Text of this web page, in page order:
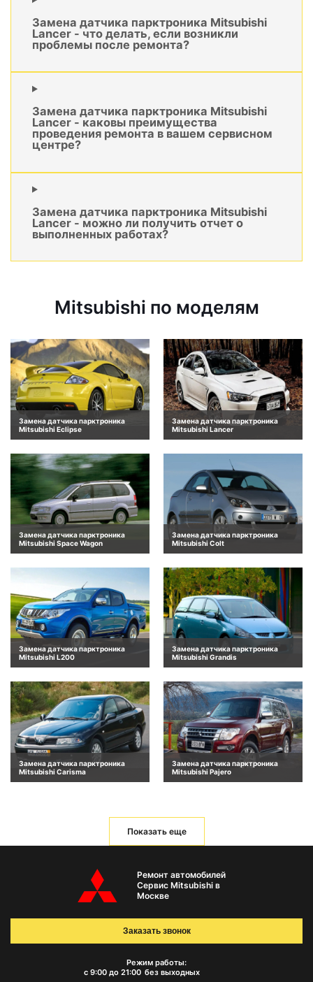
Замена датчика парктроника Mitsubishi
Lancer - что делать, если возникли
проблемы после ремонта?
Замена датчика парктроника Mitsubishi
Lancer - каковы преимущества
проведения ремонта в вашем сервисном
центре?
Замена датчика парктроника Mitsubishi
Lancer - можно ли получить отчет о
выполненных работах?
Mitsubishi по моделям
Замена датчика парктроника
Mitsubishi Eclipse
Замена датчика парктроника
Mitsubishi Lancer
Замена датчика парктроника
Mitsubishi Space Wagon
Замена датчика парктроника
Mitsubishi Colt
Замена датчика парктроника
Mitsubishi L200
Замена датчика парктроника
Mitsubishi Grandis
Замена датчика парктроника
Mitsubishi Carisma
Замена датчика парктроника
Mitsubishi Pajero
Показать еще
Ремонт автомобилей
Сервис Mitsubishi в
Москве
Режим работы:
с 9:00 до 21:00 без выходных
Заказать звонок